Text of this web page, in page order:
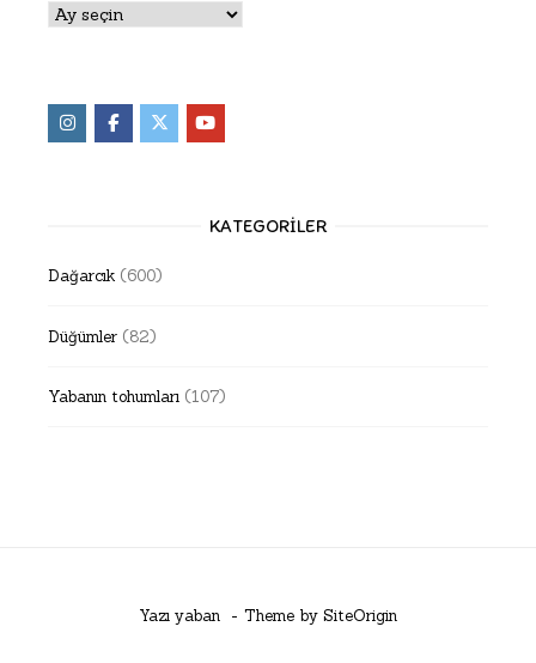
Arşivler
KATEGORILER
Dağarcık (600)
Düğümler (82)
Yabanın tohumları (107)
Yazı yaban Theme by SiteOrigin